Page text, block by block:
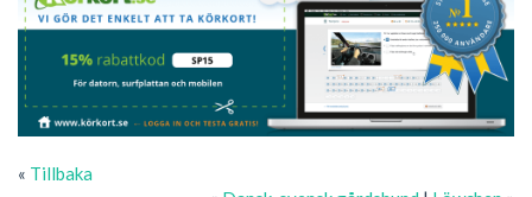
« Tillbaka